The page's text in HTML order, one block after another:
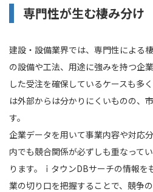
専門性が生む棲み分け
建設・設備業界では、専門性による
の設備や工法、用途に強みを持つ企
した受注を確保しているケースも多
は外部からは分かりにくいものの、
す。
企業データを用いて事業内容や対応
内でも競合関係が必ずしも重なって
ります。ｉタウンDBサーチの情報
業の切り口を把握することで、競争